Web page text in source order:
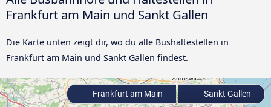
Frankfurt am Main und Sankt Gallen
Die Karte unten zeigt dir, wo du alle Bushaltestellen in
Frankfurt am Main und Sankt Gallen findest.
Frankfurt am Main Sankt Gallen